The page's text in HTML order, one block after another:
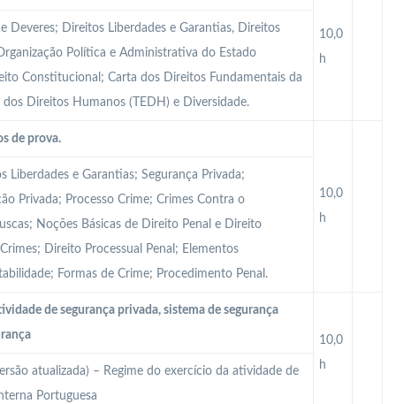
10,0
h
Deveres; Direitos Liberdades e Garantias, Direitos
Política e Administrativa do Estado
Constitucional; Carta dos Direitos Fundamentais da
Direitos Humanos (TEDH) e Diversidade.
de prova.
10,0
h
Liberdades e Garantias; Segurança Privada;
Privada; Processo Crime; Crimes Contra o
Noções Básicas de Direito Penal e Direito
Direito Processual Penal; Elementos
Formas de Crime; Procedimento Penal.
de segurança privada, sistema de segurança
10,0
h
atualizada) – Regime do exercício da atividade de
Portuguesa